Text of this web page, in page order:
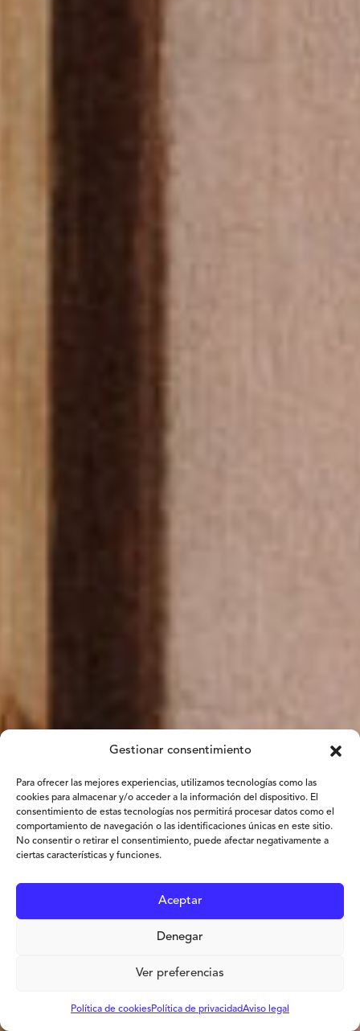
Gestionar consentimiento
Para ofrecer las mejores experiencias, utilizamos tecnologías como las
cookies para almacenar y/o acceder a la información del dispositivo. El
consentimiento de estas tecnologías nos permitirá procesar datos como el
comportamiento de navegación o las identificaciones únicas en este sitio.
No consentir o retirar el consentimiento, puede afectar negativamente a
ciertas características y funciones.
Aceptar
Denegar
Ver preferencias
Política de cookiesPolítica de privacidadAviso legal